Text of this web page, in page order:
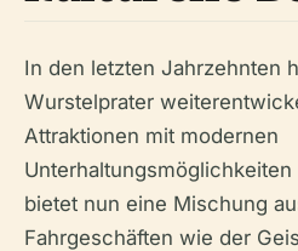
In den letzten Jahrzehnten
Wurstelprater
Attraktionen mit modernen
bietet nun eine Mischung
Fahrgeschäften wie der